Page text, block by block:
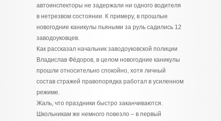
автоинспекторы не задержали ни одного водителя
в нетрезвом состоянии. К примеру, в прошлые
новогодние каникулы пьяными за руль садились 12
заводоуковцев.
Как рассказал начальник заводоуковской полиции
Владислав Фёдоров, в целом новогодние каникулы
прошли относительно спокойно, хотя личный
состав стражей правопорядка работал в усиленном
режиме.
Жаль, что праздники быстро заканчиваются.
Школьникам же немного повезло – в первый